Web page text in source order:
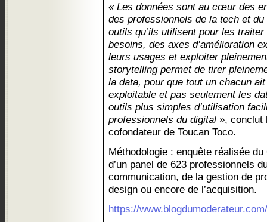
« Les données sont au cœur des
des professionnels de la tech et
outils qu’ils utilisent pour les
besoins, des axes d’amélioration
leurs usages et exploiter
storytelling permet de tirer
la data, pour que tout un chacun
exploitable et pas seulement les
outils plus simples d’utilisation
professionnels du digital », conclut
cofondateur de Toucan Toco.
Méthodologie : enquête réalisée
d’un panel de 623 professionnels
communication, de la gestion de
design ou encore de l’acquisition.
https://www.blogdumoderateur.com/